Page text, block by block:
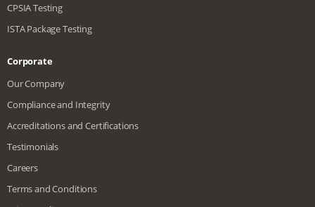
CPSIA Testing
ISTA Package Testing
Corporate
Our Company
Compliance and Integrity
Accreditations and Certifications
Testimonials
Careers
Terms and Conditions